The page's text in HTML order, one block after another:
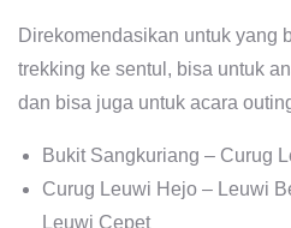
Direkomendasikan untuk yang
trekking ke sentul, bisa untuk
dan bisa juga untuk acara
Bukit Sangkuriang – Curug
Curug Leuwi Hejo – Leuwi
Leuwi Cepet